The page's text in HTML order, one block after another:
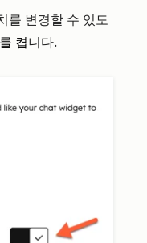
를 변경할 수 있도
켭니다.